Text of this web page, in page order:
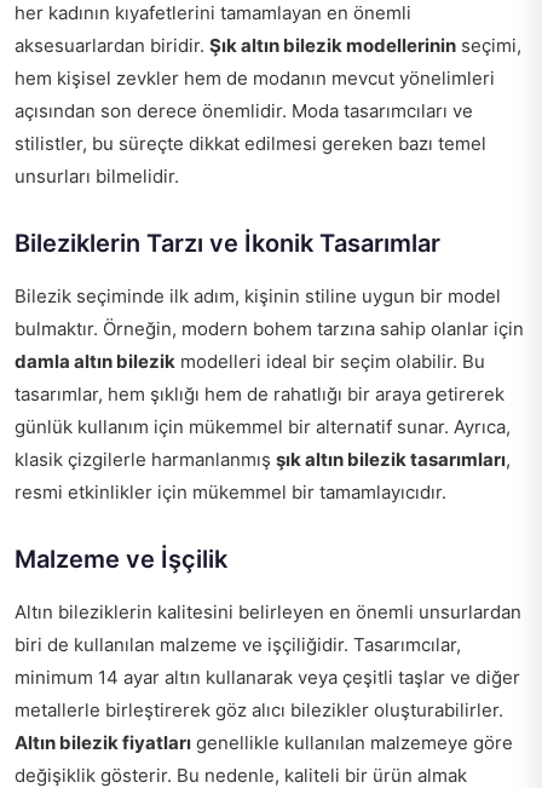
her kadının kıyafetlerini tamamlayan en önemli
aksesuarlardan biridir. Şık altın bilezik modellerinin seçimi,
hem kişisel zevkler hem de modanın mevcut yönelimleri
açısından son derece önemlidir. Moda tasarımcıları ve
stilistler, bu süreçte dikkat edilmesi gereken bazı temel
unsurları bilmelidir.
Bileziklerin Tarzı ve İkonik Tasarımlar
Bilezik seçiminde ilk adım, kişinin stiline uygun bir model
bulmaktır. Örneğin, modern bohem tarzına sahip olanlar için
damla altın bilezik modelleri ideal bir seçim olabilir. Bu
tasarımlar, hem şıklığı hem de rahatlığı bir araya getirerek
günlük kullanım için mükemmel bir alternatif sunar. Ayrıca,
klasik çizgilerle harmanlanmış şık altın bilezik tasarımları,
resmi etkinlikler için mükemmel bir tamamlayıcıdır.
Malzeme ve İşçilik
Altın bileziklerin kalitesini belirleyen en önemli unsurlardan
biri de kullanılan malzeme ve işçiliğidir. Tasarımcılar,
minimum 14 ayar altın kullanarak veya çeşitli taşlar ve diğer
metallerle birleştirerek göz alıcı bilezikler oluşturabilirler.
Altın bilezik fiyatları genellikle kullanılan malzemeye göre
değişiklik gösterir. Bu nedenle, kaliteli bir ürün almak